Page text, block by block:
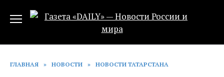
ГЛАВНАЯ » НОВОСТИ » НОВОСТИ ТАТАРСТАНА